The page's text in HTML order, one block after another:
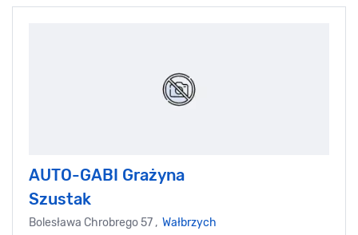
AUTO-GABI Grażyna
Szustak
Bolesława Chrobrego 57 , Wałbrzych